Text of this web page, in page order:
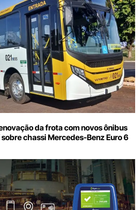
da frota com novos ônibus
chassi Mercedes-Benz Euro 6